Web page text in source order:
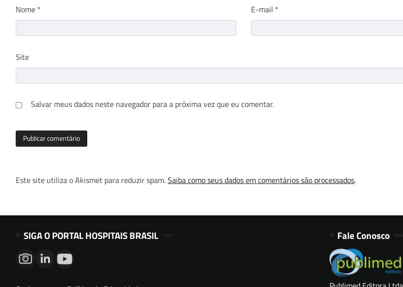
Nome * E-mail *
Site
Salvar meus dados neste navegador para a próxima vez que eu comentar.
Este site utiliza o Akismet para reduzir spam.Saiba como seus dados em comentários são processados.
SIGA O PORTAL HOSPITAIS BRASIL Fale Conosco